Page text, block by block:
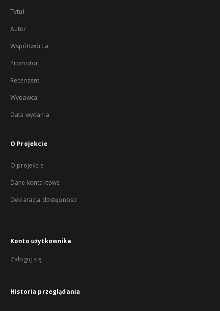
Tytuł
Autor
Współtwórca
Promotor
Recenzent
Wydawca
Data wydania
O Projekcie
O projekcie
Dane kontaktowe
Deklaracja dostępności
Konto użytkownika
Zaloguj się
Historia przeglądania